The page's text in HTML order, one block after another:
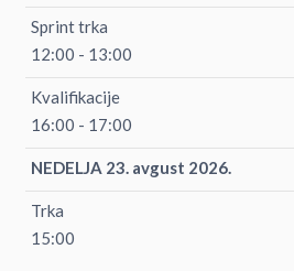
Sprint trka
12:00 - 13:00
Kvalifikacije
16:00 - 17:00
NEDELJA 23. avgust 2026.
Trka
15:00